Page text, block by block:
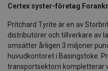
Certex syster-företag
Pritchard Tyrite är en av
distributörer och tillverkare av
omsätter årligen 3 miljoner
huvudkontoret i Basingstoke.
transportsektorn kompletterar